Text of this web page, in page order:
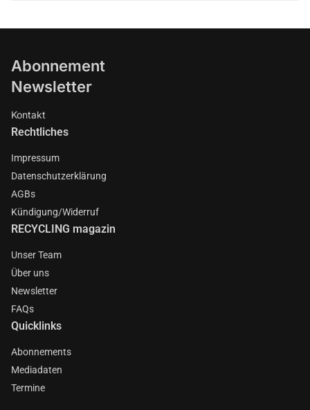
Abonnement
Newsletter
Kontakt
Rechtliches
Impressum
Datenschutzerklärung
AGBs
Kündigung/Widerruf
RECYCLING magazin
Unser Team
Über uns
Newsletter
FAQs
Quicklinks
Abonnements
Mediadaten
Termine